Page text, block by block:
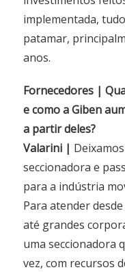
implementada,
patamar,
anos.
Fornecedores |
e como a Giben
a partir deles?
Valarini |
seccionadora e
para a indústria
Para atender
até grandes
uma seccionadora
vez, com recursos